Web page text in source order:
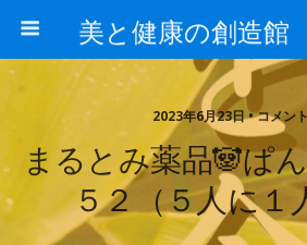
2023年6月23日 • コメン
まるとみ薬品🐼ぱ
５２（５人に１